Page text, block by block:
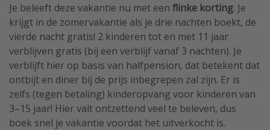
Je beleeft deze vakantie nu met een flinke korting. Je
krijgt in de zomervakantie als je drie nachten boekt, de
vierde nacht gratis! 2 kinderen tot en met 11 jaar
verblijven gratis (bij een verblijf vanaf 3 nachten). Je
verblijft hier op basis van halfpension, dat betekent dat
ontbijt en diner bij de prijs inbegrepen zal zijn. Er is
zelfs (tegen betaling) kinderopvang voor kinderen van
3–15 jaar! Hier valt ontzettend veel te beleven, dus
boek snel je vakantie voordat het uitverkocht is.